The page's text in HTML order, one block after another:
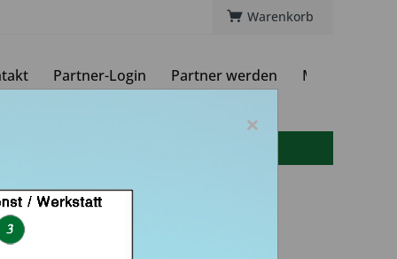
Warenkorb
Partner-Login Partner werden Magazin
Im- Kaufland (in
Worms)
×